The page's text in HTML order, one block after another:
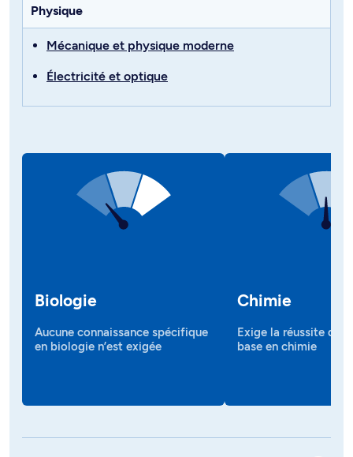
Physique
Mécanique et physique moderne
Électricité et optique
Biologie
Aucune connaissance spécifique
en biologie n’est exigée
Chimie
Exige la réussite
base en chimie